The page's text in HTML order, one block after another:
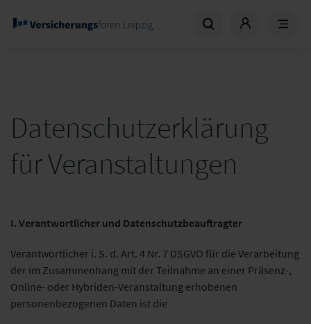
Datenschutzerklärung
für Veranstaltungen
I. Verantwortlicher und Datenschutzbeauftragter
Verantwortlicher i. S. d. Art. 4 Nr. 7 DSGVO für die Verarbeitung
der im Zusammenhang mit der Teilnahme an einer Präsenz-,
Online- oder Hybriden-Veranstaltung erhobenen
personenbezogenen Daten ist die